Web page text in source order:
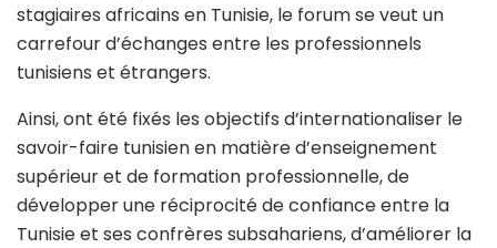
stagiaires africains en Tunisie, le forum se veut un
carrefour d’échanges entre les professionnels
tunisiens et étrangers.
Ainsi, ont été fixés les objectifs d’internationaliser le
savoir-faire tunisien en matière d’enseignement
supérieur et de formation professionnelle, de
développer une réciprocité de confiance entre la
Tunisie et ses confrères subsahariens, d’améliorer la